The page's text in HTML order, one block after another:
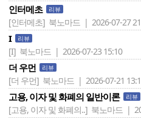
인터메초 리뷰
[인터메초] 북노마드 | 2026-07-27
I 리뷰
[I] 북노마드 | 2026-07-23 15:10
더 우먼 리뷰
[더 우먼] 북노마드 | 2026-07-21
고용, 이자 및 화폐의 일반이론 리뷰
[고용, 이자 및 화폐의..] 북노마드 |